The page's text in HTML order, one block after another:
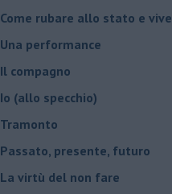
Come rubare allo stato e
Una performance
Il compagno
​Io (allo specchio)
Tramonto
Passato, presente, futuro
La virtù del non fare